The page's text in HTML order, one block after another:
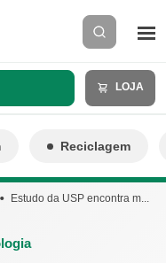
LOJA
Reciclagem
Estudo da USP encontra m...